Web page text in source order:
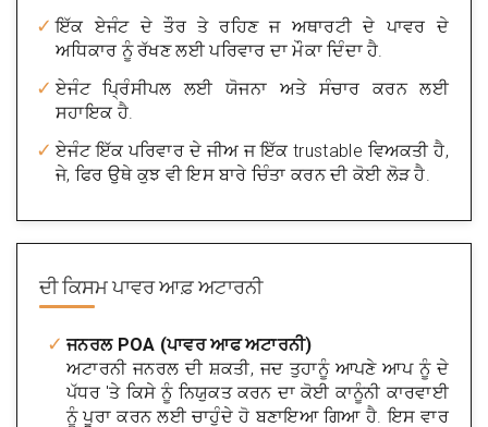
ਇੱਕ ਏਜੰਟ ਦੇ ਤੌਰ ਤੇ ਰਹਿਣ ਜ ਅਥਾਰਟੀ ਦੇ ਪਾਵਰ ਦੇ
ਅਧਿਕਾਰ ਨੂੰ ਰੱਖਣ ਲਈ ਪਰਿਵਾਰ ਦਾ ਮੌਕਾ ਦਿੰਦਾ ਹੈ.
ਏਜੰਟ ਪ੍ਰਿੰਸੀਪਲ ਲਈ ਯੋਜਨਾ ਅਤੇ ਸੰਚਾਰ ਕਰਨ ਲਈ
ਸਹਾਇਕ ਹੈ.
ਏਜੰਟ ਇੱਕ ਪਰਿਵਾਰ ਦੇ ਜੀਅ ਜ ਇੱਕ trustable ਵਿਅਕਤੀ ਹੈ,
ਜੇ, ਫਿਰ ਉਥੇ ਕੁਝ ਵੀ ਇਸ ਬਾਰੇ ਚਿੰਤਾ ਕਰਨ ਦੀ ਕੋਈ ਲੋੜ ਹੈ.
ਦੀ ਕਿਸਮਪਾਵਰ ਆਫ਼ ਅਟਾਰਨੀ
ਜਨਰਲ POA (ਪਾਵਰ ਆਫ ਅਟਾਰਨੀ)
ਅਟਾਰਨੀ ਜਨਰਲ ਦੀ ਸ਼ਕਤੀ, ਜਦ ਤੁਹਾਨੂੰ ਆਪਣੇ ਆਪ ਨੂੰ ਦੇ
ਪੱਧਰ 'ਤੇ ਕਿਸੇ ਨੂੰ ਨਿਯੁਕਤ ਕਰਨ ਦਾ ਕੋਈ ਕਾਨੂੰਨੀ ਕਾਰਵਾਈ
ਨੂੰ ਪੂਰਾ ਕਰਨ ਲਈ ਚਾਹੁੰਦੇ ਹੋ ਬਣਾਇਆ ਗਿਆ ਹੈ. ਇਸ ਵਾਰ